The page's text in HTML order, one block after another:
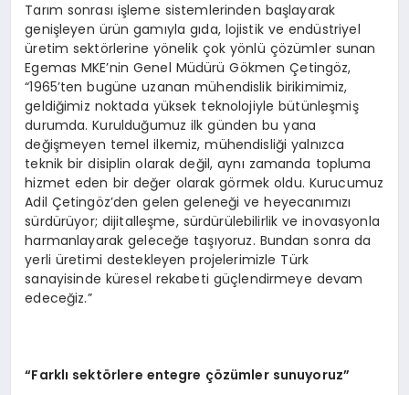
Tarım sonrası işleme sistemlerinden başlayarak
genişleyen ürün gamıyla gıda, lojistik ve endüstriyel
üretim sektörlerine yönelik çok yönlü çözümler sunan
Egemas MKE’nin Genel Müdürü Gökmen Çetingöz,
“1965’ten bugüne uzanan mühendislik birikimimiz,
geldiğimiz noktada yüksek teknolojiyle bütünleşmiş
durumda. Kurulduğumuz ilk günden bu yana
değişmeyen temel ilkemiz, mühendisliği yalnızca
teknik bir disiplin olarak değil, aynı zamanda topluma
hizmet eden bir değer olarak görmek oldu. Kurucumuz
Adil Çetingöz’den gelen geleneği ve heyecanımızı
sürdürüyor; dijitalleşme, sürdürülebilirlik ve inovasyonla
harmanlayarak geleceğe taşıyoruz. Bundan sonra da
yerli üretimi destekleyen projelerimizle Türk
sanayisinde küresel rekabeti güçlendirmeye devam
edeceğiz.”
“Farklı sektörlere entegre çözümler sunuyoruz”